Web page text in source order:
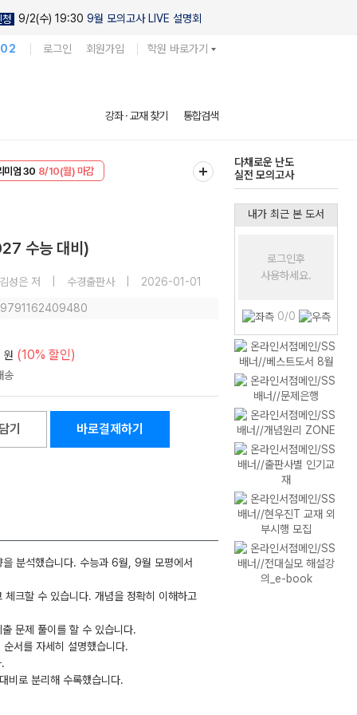
9/2(수) 19:30 9월 모의고사 LIVE 설명회
로그인 회원가입 학원 바로가기
강좌 · 교재 찾기 통합검색
8/10(월) 마감
다채로운 난도
실전 모의고사
수능 대비)
성은 저 수경출판사 2026-01-01
원 (10% 할인)
기 바로결제하기
분석했습니다. 수능과 6월, 9월 모평에서
크할 수 있습니다. 개념을 정확히 이해하고
문제 풀이를 할 수 있습니다.
서를 자세히 설명했습니다.
비로 분리해 수록했습니다.
내가 최근 본 도서
로그인후
사용하세요.
0/0